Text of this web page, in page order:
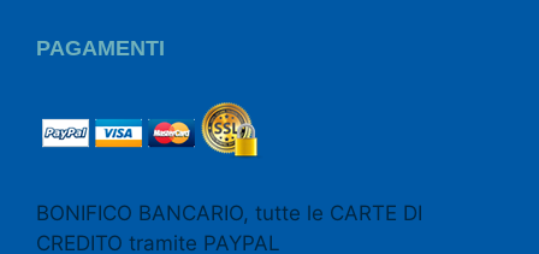
PAGAMENTI
BONIFICO BANCARIO, tutte le CARTE DI
CREDITO tramite PAYPAL